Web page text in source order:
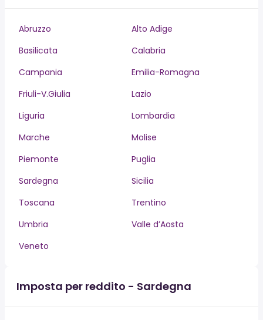
Abruzzo
Alto Adige
Basilicata
Calabria
Campania
Emilia-Romagna
Friuli-V.Giulia
Lazio
Liguria
Lombardia
Marche
Molise
Piemonte
Puglia
Sardegna
Sicilia
Toscana
Trentino
Umbria
Valle d’Aosta
Veneto
Imposta per reddito - Sardegna